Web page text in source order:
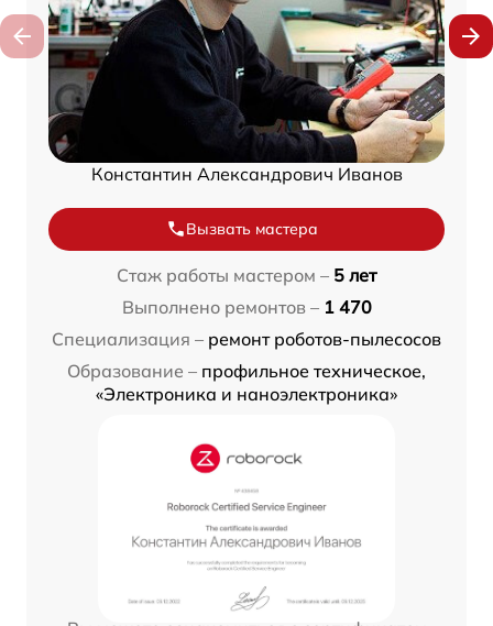
Константин Александрович Иванов
Вызвать мастера
Стаж работы мастером – 5 лет
Выполнено ремонтов – 1 470
Специализация – ремонт роботов-пылесосов
Образование – профильное техническое,
«Электроника и наноэлектроника»